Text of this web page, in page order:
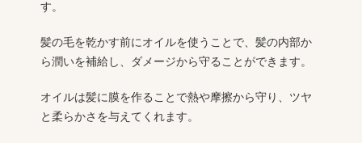
す。
髪の毛を乾かす前にオイルを使うことで、髪の内部か
ら潤いを補給し、ダメージから守ることができます。
オイルは髪に膜を作ることで熱や摩擦から守り、ツヤ
と柔らかさを与えてくれます。